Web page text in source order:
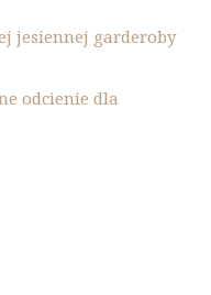
jesiennej garderoby
odcienie dla